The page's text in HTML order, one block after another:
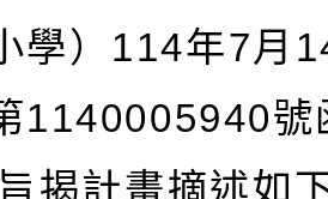
學）114年7月
1140005940號
計畫摘述如